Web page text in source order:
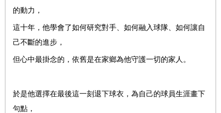
的動力，
這十年，他學會了如何研究對手、如何融入球隊、如何讓自
己不斷的進步，
但心中最掛念的，依舊是在家鄉為他守護一切的家人。
於是他選擇在最後這一刻退下球衣，為自己的球員生涯畫下
句點，